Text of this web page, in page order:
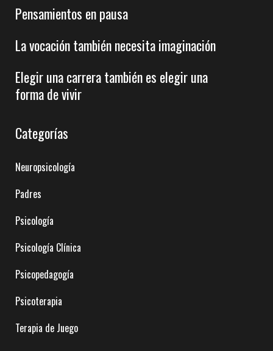
Pensamientos en pausa
La vocación también necesita imaginación
Elegir una carrera también es elegir una
forma de vivir
Categorías
Neuropsicología
Padres
Psicología
Psicología Clínica
Psicopedagogía
Psicoterapia
Terapia de Juego